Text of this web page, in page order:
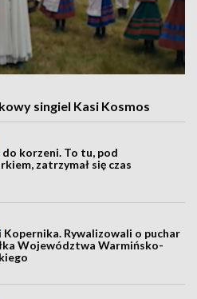
singiel Kasi Kosmos
korzeni. To tu, pod
zatrzymał się czas
Kopernika. Rywalizowali o puchar
Województwa Warmińsko-